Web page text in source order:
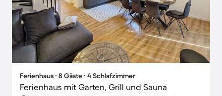
Ferienhaus ∙ 8 Gäste ∙ 4 Schlafzimmer
Ferienhaus mit Garten, Grill und Sauna